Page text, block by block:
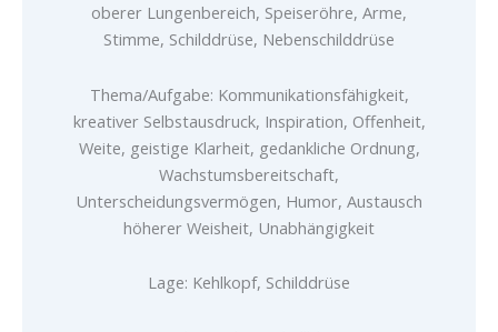
oberer Lungenbereich, Speiseröhre, Arme,
Stimme, Schilddrüse, Nebenschilddrüse
Thema/Aufgabe: Kommunikationsfähigkeit,
kreativer Selbstausdruck, Inspiration, Offenheit,
Weite, geistige Klarheit, gedankliche Ordnung,
Wachstumsbereitschaft,
Unterscheidungsvermögen, Humor, Austausch
höherer Weisheit, Unabhängigkeit
Lage: Kehlkopf, Schilddrüse